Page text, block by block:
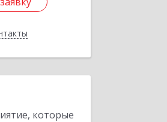
которые